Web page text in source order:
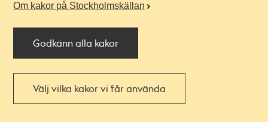
Om kakor på Stockholmskällan
Godkänn alla kakor
Välj vilka kakor vi får använda